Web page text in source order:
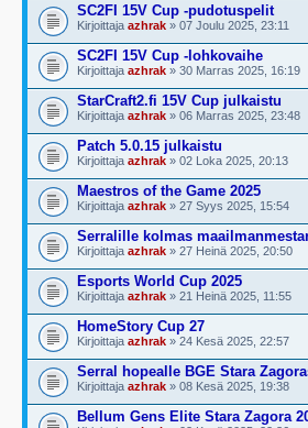
SC2FI 15V Cup -pudotuspelit
Kirjoittaja azhrak » 07 Joulu 2025, 23:11
SC2FI 15V Cup -lohkovaihe
Kirjoittaja azhrak » 30 Marras 2025, 16:19
StarCraft2.fi 15V Cup julkaistu
Kirjoittaja azhrak » 06 Marras 2025, 23:48
Patch 5.0.15 julkaistu
Kirjoittaja azhrak » 02 Loka 2025, 20:13
Maestros of the Game 2025
Kirjoittaja azhrak » 27 Syys 2025, 15:54
Serralille kolmas
Kirjoittaja azhrak » 27 Heinä 2025, 20:50
Esports World Cup 2025
Kirjoittaja azhrak » 21 Heinä 2025, 11:55
HomeStory Cup 27
Kirjoittaja azhrak » 24 Kesä 2025, 22:57
Serral hopealle BGE Stara
Kirjoittaja azhrak » 08 Kesä 2025, 19:38
Bellum Gens Elite Stara Zagora